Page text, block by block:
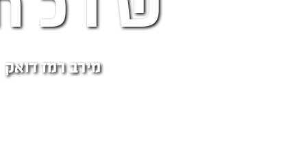
מירב רמז דואק